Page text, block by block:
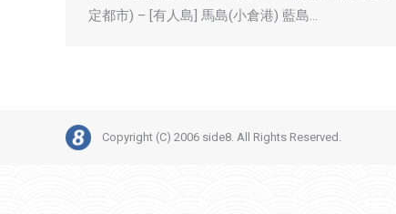
定都市) – [有人島] 馬島(小倉港) 藍島…
Copyright (C) 2006 side8. All Rights Reserved.